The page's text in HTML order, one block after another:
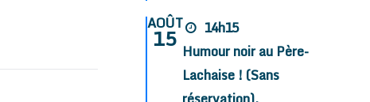
AOÛT
15
14h15
Humour noir au Père-
Lachaise ! (Sans